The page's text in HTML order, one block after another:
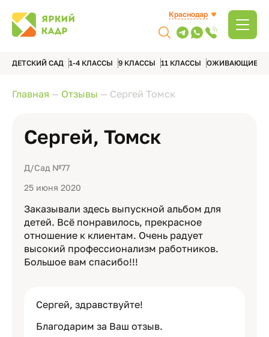
Краснодар
ДЕТСКИЙ САД 1-4 КЛАССЫ 9 КЛАССЫ 11 КЛАССЫ ОЖИВАЮЩИЕ
Главная — Отзывы — Сергей Томск
Сергей, Томск
Д/Сад №77
25 июня 2020
Заказывали здесь выпускной альбом для
детей. Всё понравилось, прекрасное
отношение к клиентам. Очень радует
высокий профессионализм работников.
Большое вам спасибо!!!
Сергей, здравствуйте!
Благодарим за Ваш отзыв.